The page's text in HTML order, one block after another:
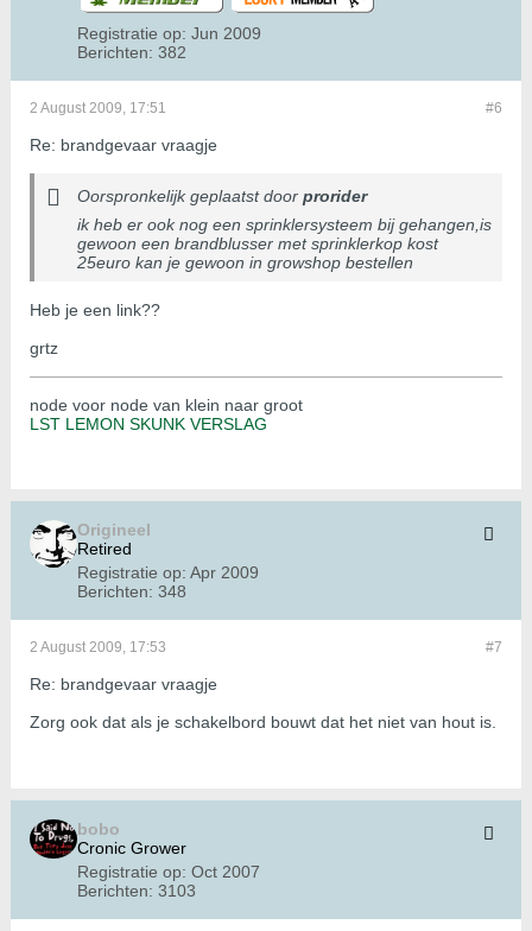
Registratie op: Jun 2009
Berichten: 382
#6
2 August 2009, 17:51
Re: brandgevaar vraagje
Oorspronkelijk geplaatst door prorider
ik heb er ook nog een sprinklersysteem bij gehangen,is
gewoon een brandblusser met sprinklerkop kost
25euro kan je gewoon in growshop bestellen
Heb je een link??
grtz
node voor node van klein naar groot
LST LEMON SKUNK VERSLAG
Origineel
Retired
Registratie op: Apr 2009
Berichten: 348
#7
2 August 2009, 17:53
Re: brandgevaar vraagje
Zorg ook dat als je schakelbord bouwt dat het niet van hout is.
bobo
Cronic Grower
Registratie op: Oct 2007
Berichten: 3103